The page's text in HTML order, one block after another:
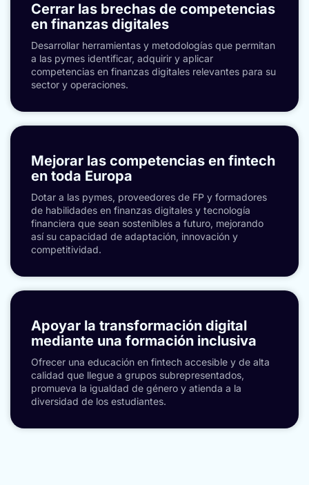
Cerrar las brechas de competencias
en finanzas digitales
Desarrollar herramientas y metodologías que permitan
a las pymes identificar, adquirir y aplicar
competencias en finanzas digitales relevantes para su
sector y operaciones.
Mejorar las competencias en fintech
en toda Europa
Dotar a las pymes, proveedores de FP y formadores
de habilidades en finanzas digitales y tecnología
financiera que sean sostenibles a futuro, mejorando
así su capacidad de adaptación, innovación y
competitividad.
Apoyar la transformación digital
mediante una formación inclusiva
Ofrecer una educación en fintech accesible y de alta
calidad que llegue a grupos subrepresentados,
promueva la igualdad de género y atienda a la
diversidad de los estudiantes.